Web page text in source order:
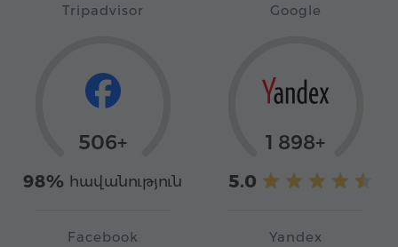
Tripadvisor Google
506+
98% հավանություն
Facebook
1 898+
5.0
Yandex